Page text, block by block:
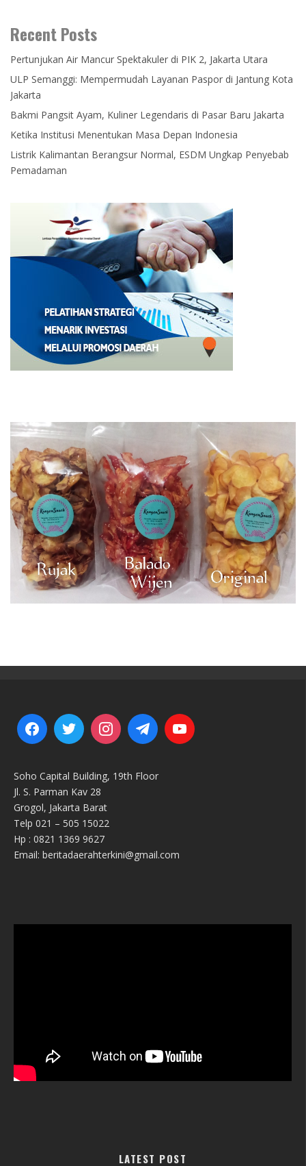
Recent Posts
Pertunjukan Air Mancur Spektakuler di PIK 2, Jakarta Utara
ULP Semanggi: Mempermudah Layanan Paspor di Jantung Kota
Jakarta
Bakmi Pangsit Ayam, Kuliner Legendaris di Pasar Baru Jakarta
Ketika Institusi Menentukan Masa Depan Indonesia
Listrik Kalimantan Berangsur Normal, ESDM Ungkap Penyebab
Pemadaman
Soho Capital Building, 19th Floor
Jl. S. Parman Kav 28
Grogol, Jakarta Barat
Telp 021 – 505 15022
Hp : 0821 1369 9627
Email: beritadaerahterkini@gmail.com
LATEST POST